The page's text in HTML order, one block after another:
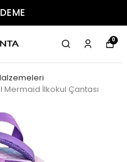
KARGO
0
İlkokul Çantası